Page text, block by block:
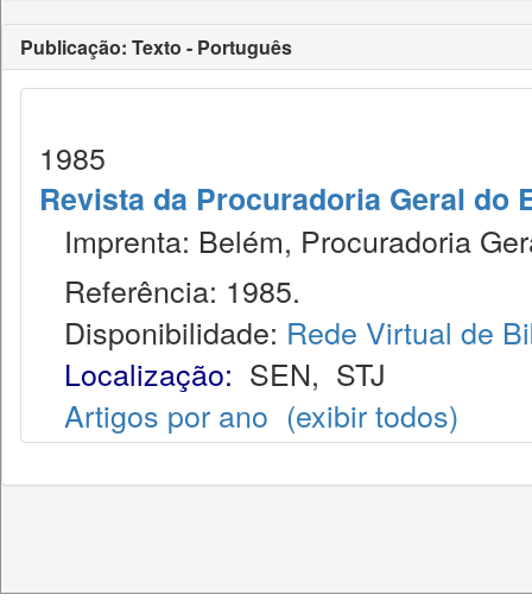
Publicação: Texto - Português
1985
Revista da Procuradoria Geral do
Imprenta: Belém, Procuradoria
Referência: 1985.
Disponibilidade: Rede Virtual de
Localização: SEN, STJ
Artigos por ano (exibir todos)